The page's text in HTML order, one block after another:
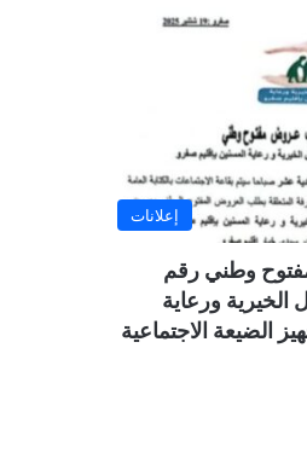
إعلانات
وطني رقم
الخيرية ورعاية
الضيعة الاجتماعية